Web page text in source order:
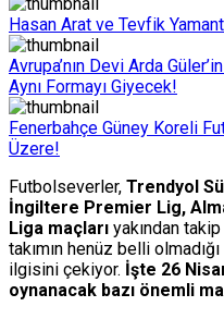
Hasan Arat ve Tevfik
Avrupa’nın Devi Arda
Aynı Formayı Giyecek!
Fenerbahçe Güney Koreli
Üzere!
Futbolseverler, Trendyol
İngiltere Premier Lig,
Liga maçları yakından
takımın henüz belli
ilgisini çekiyor. İşte 26
oynanacak bazı önemli